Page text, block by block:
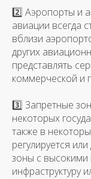
2️⃣ Аэропорты и
авиации всегда
вблизи
других
представлять
коммерческой и
3️⃣ Запретные
некоторых
также в
регулируется
зоны с высокими
инфраструктуру